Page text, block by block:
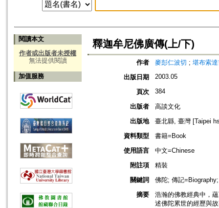
閱讀本文
作者或出版者未授權
無法提供閱讀
加值服務
釋迦牟尼佛廣傳(上/下)
作者 麥彭仁波切 ; 堪布索
出版日期
2003.05
頁次 384
出版者
高談文化
出版地
臺北縣, 臺灣 [Taipei
資料類型
書籍=Book
使用語言
中文=Chinese
附註項
精裝
關鍵詞
佛陀; 傳記=Biography;
摘要
浩瀚的佛教經典中，
述佛陀累世的經歷與